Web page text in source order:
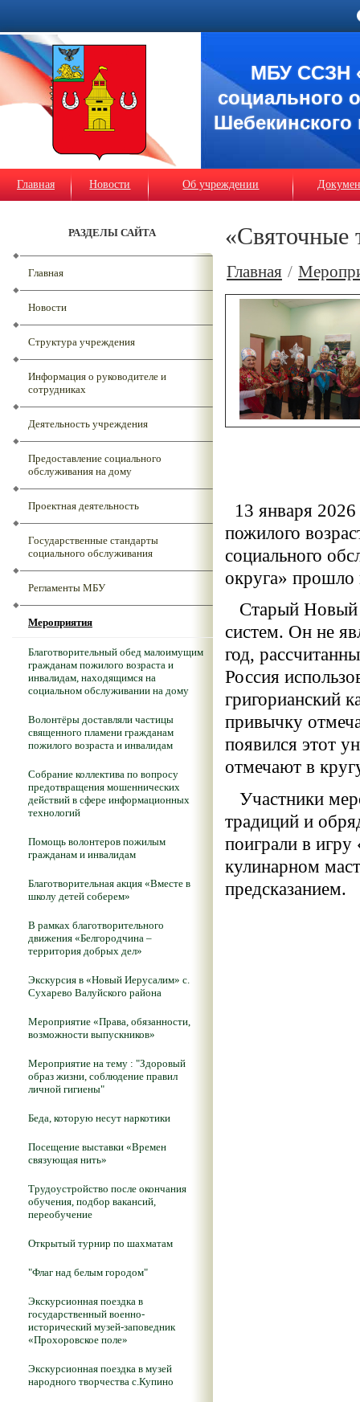
МБУ ССЗН
социального
Шебекинского
Главная Новости Об учреждении
РАЗДЕЛЫ САЙТА
Главная
Новости
Структура учреждения
Информация о руководителе и
сотрудниках
Деятельность учреждения
Предоставление социального
обслуживания на дому
Проектная деятельность
Государственные стандарты
социального обслуживания
Регламенты МБУ
Мероприятия
Благотворительный обед малоимущим
гражданам пожилого возраста и
инвалидам, находящимся на
социальном обслуживании на дому
Волонтёры доставляли частицы
священного пламени гражданам
пожилого возраста и инвалидам
Собрание коллектива по вопросу
предотвращения мошеннических
действий в сфере информационных
технологий
Помощь волонтеров пожилым
гражданам и инвалидам
Благотворительная акция «Вместе в
школу детей соберем»
В рамках благотворительного
движения «Белгородчина –
территория добрых дел»
Экскурсия в «Новый Иерусалим» с.
Сухарево Валуйского района
Мероприятие «Права, обязанности,
возможности выпускников»
Мероприятие на тему : "Здоровый
образ жизни, соблюдение правил
личной гигиены"
Беда, которую несут наркотики
Посещение выставки «Времен
связующая нить»
Трудоустройство после окончания
обучения, подбор вакансий,
переобучение
Открытый турнир по шахматам
"Флаг над белым городом"
Экскурсионная поездка в
государственный военно-
исторический музей-заповедник
«Прохоровское поле»
Экскурсионная поездка в музей
народного творчества с.Купино
«Святочные
Главная /
13 января
пожилого
социального
округа» прошло
Старый Новый
систем. Он не
год,
Россия
григорианский
привычку
появился этот
отмечают в
Участники
традиций и
поиграли в игру
кулинарном
предсказанием.